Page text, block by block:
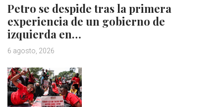
Petro se despide tras la primera
experiencia de un gobierno de
izquierda en…
6 agosto, 2026